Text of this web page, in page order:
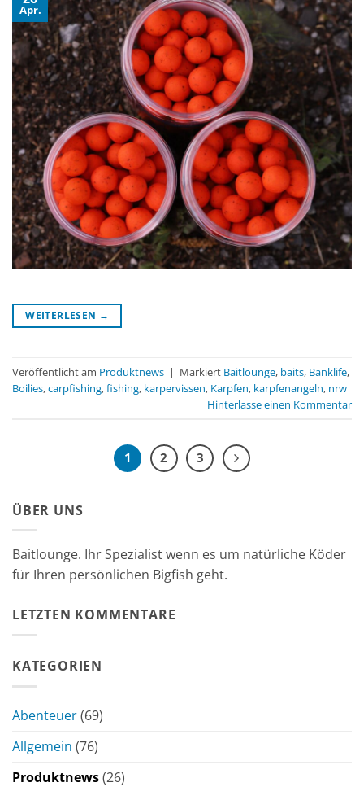
Apr.
WEITERLESEN →
Veröffentlicht am Produktnews | Markiert Baitlounge, baits, Banklife,
Boilies,carpfishing,fishing, karpervissen, Karpfen, karpfenangeln, nrw
Hinterlasse einen Kommentar
1 2 3
ÜBER UNS
Baitlounge. Ihr Spezialist wenn es um natürliche Köder
für Ihren persönlichen Bigfish geht.
LETZTEN KOMMENTARE
KATEGORIEN
Abenteuer(69)
Allgemein (76)
Produktnews(26)